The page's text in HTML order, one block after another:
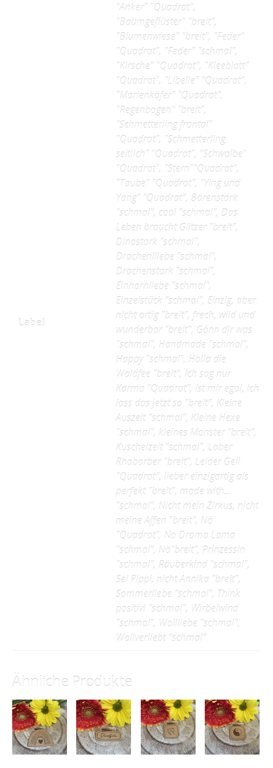
Label
"Anker" "Quadrat",
"Baumgeflüster" "breit",
"Blumenwiese" "breit", "Feder"
"Quadrat", "Feder" "schmal",
"Kirsche" "Quadrat", "Kleeblatt"
"Quadrat", "Libelle" "Quadrat",
"Marienkäfer" "Quadrat",
"Regenbogen" "breit",
"Schmetterling frontal"
"Quadrat", "Schmetterling
seitlich" "Quadrat", "Schwalbe"
"Quadrat", "Stern""Quadrat",
"Taube" "Quadrat", "Ying und
Yang" "Quadrat", Bärenstark
"schmal", cool "schmal", Das
Leben braucht Glitzer "breit",
Dinostark "schmal",
Drachenlliebe "schmal",
Drachenstark "schmal",
Einhornliebe "schmal",
Einzelstück "schmal", Einzig, aber
nicht artig "breit", frech, wild und
wunderbar "breit", Gönn dir was
"schmal", Handmade "schmal",
Happy "schmal", Holla die
Waldfee "breit", Ich sag nur
Karma "Quadrat", Ist mir egal, ich
lass das jetzt so "breit", Kleine
Auszeit "schmal", Kleine Hexe
"schmal", kleines Monster "breit",
Kuschelzeit "schmal", Laber
Rhabarber "breit", Leider Geil
"Quadrat", lieber einzigartig als
perfekt "breit", made with…
"schmal", Nicht mein Zirkus, nicht
meine Affen "breit", Nö
"Quadrat", No Drama Lama
"schmal", Nö"breit", Prinzessin
"schmal", Räuberkind "schmal",
Sei Pippi, nicht Annika "breit",
Sommerliebe "schmal", Think
positiv! "schmal", Wirbelwind
"schmal", Wollliebe "schmal",
Wollverliebt "schmal"
Ähnliche Produkte